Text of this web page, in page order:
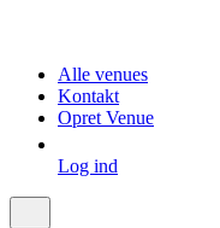
Alle venues
Kontakt
Opret Venue
Log ind